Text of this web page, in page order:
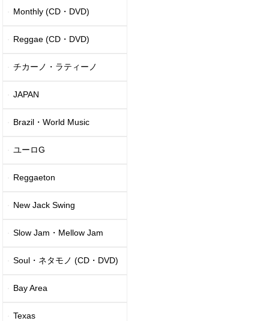
Monthly (CD・DVD)
Reggae (CD・DVD)
チカーノ・ラティーノ
JAPAN
Brazil・World Music
ユーロG
Reggaeton
New Jack Swing
Slow Jam・Mellow Jam
Soul・ネタモノ (CD・DVD)
Bay Area
Texas